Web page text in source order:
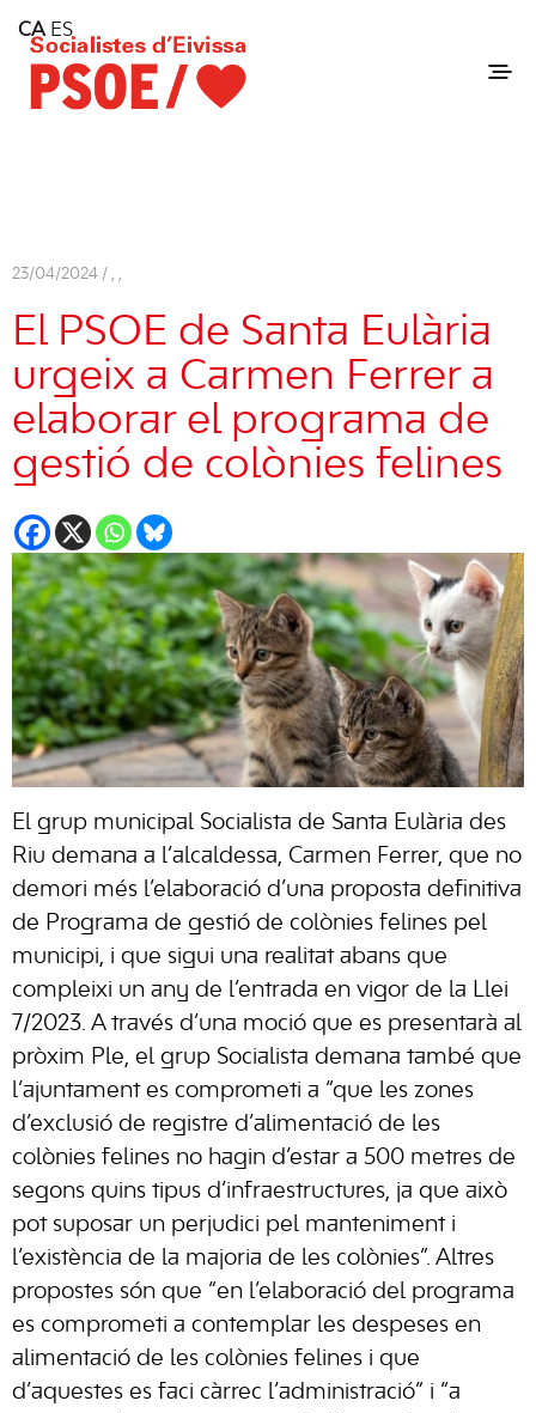
Consell Insular d'Eivissa
Services
Contact
23/04/2024 / , ,
El PSOE de Santa Eulària
urgeix a Carmen Ferrer a
elaborar el programa de
gestió de colònies felines
El grup municipal Socialista de Santa Eulària des
Riu demana a l’alcaldessa, Carmen Ferrer, que no
demori més l’elaboració d’una proposta definitiva
de Programa de gestió de colònies felines pel
municipi, i que sigui una realitat abans que
compleixi un any de l’entrada en vigor de la Llei
7/2023. A través d’una moció que es presentarà al
pròxim Ple, el grup Socialista demana també que
l’ajuntament es comprometi a “que les zones
d’exclusió de registre d’alimentació de les
colònies felines no hagin d’estar a 500 metres de
segons quins tipus d’infraestructures, ja que això
pot suposar un perjudici pel manteniment i
l’existència de la majoria de les colònies”. Altres
propostes són que “en l’elaboració del programa
es comprometi a contemplar les despeses en
alimentació de les colònies felines i que
d’aquestes es faci càrrec l’administració” i “a
CA ES